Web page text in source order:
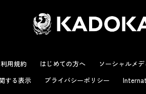
利用規約 はじめての方へ ソーシャルメ
する表示
プライバシーポリシー